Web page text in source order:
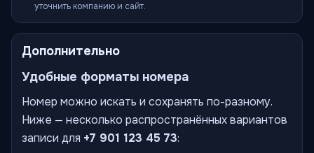
уточнить компанию и сайт.
Дополнительно
Удобные форматы номера
Номер можно искать и сохранять по-разному.
Ниже — несколько распространённых вариантов
записи для +7 901 123 45 73: